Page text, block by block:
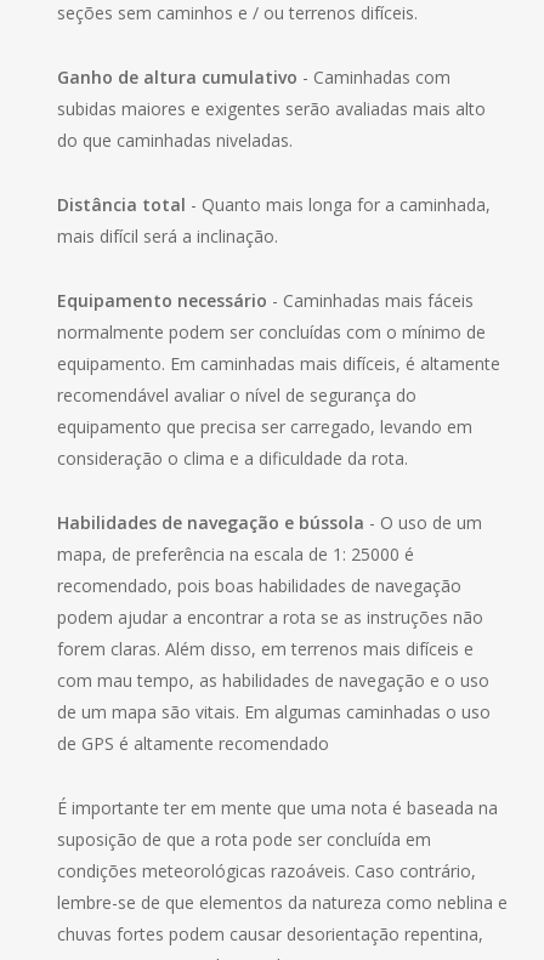
seções sem caminhos e / ou terrenos difíceis.
Ganho de altura cumulativo - Caminhadas com
subidas maiores e exigentes serão avaliadas mais alto
do que caminhadas niveladas.
Distância total - Quanto mais longa for a caminhada,
mais difícil será a inclinação.
Equipamento necessário - Caminhadas mais fáceis
normalmente podem ser concluídas com o mínimo de
equipamento. Em caminhadas mais difíceis, é altamente
recomendável avaliar o nível de segurança do
equipamento que precisa ser carregado, levando em
consideração o clima e a dificuldade da rota.
Habilidades de navegação e bússola - O uso de um
mapa, de preferência na escala de 1: 25000 é
recomendado, pois boas habilidades de navegação
podem ajudar a encontrar a rota se as instruções não
forem claras. Além disso, em terrenos mais difíceis e
com mau tempo, as habilidades de navegação e o uso
de um mapa são vitais. Em algumas caminhadas o uso
de GPS é altamente recomendado
É importante ter em mente que uma nota é baseada na
suposição de que a rota pode ser concluída em
condições meteorológicas razoáveis. Caso contrário,
lembre-se de que elementos da natureza como neblina e
chuvas fortes podem causar desorientação repentina,